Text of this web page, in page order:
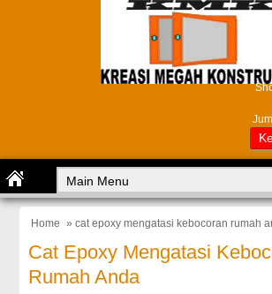
Home » cat epoxy mengatasi kebocoran rumah
Cat Epoxy Mengatasi
Rumah Anda